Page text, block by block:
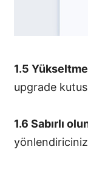
1.5
upgrade
1.6 Sabırlı